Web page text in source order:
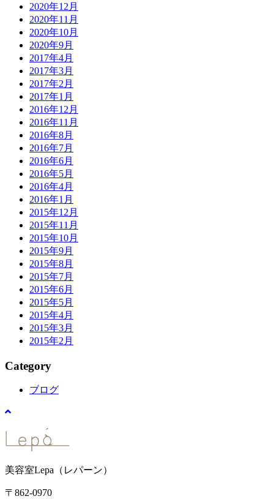
2020年12月
2020年11月
2020年10月
2020年9月
2017年4月
2017年3月
2017年2月
2017年1月
2016年12月
2016年11月
2016年8月
2016年7月
2016年6月
2016年5月
2016年4月
2016年1月
2015年12月
2015年11月
2015年10月
2015年9月
2015年8月
2015年7月
2015年6月
2015年5月
2015年4月
2015年3月
2015年2月
Category
ブログ
美容室Lepa（レパーン）
〒862-0970